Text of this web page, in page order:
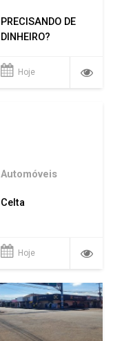
PRECISANDO DE
DINHEIRO?
Hoje
Automóveis
Celta
Hoje